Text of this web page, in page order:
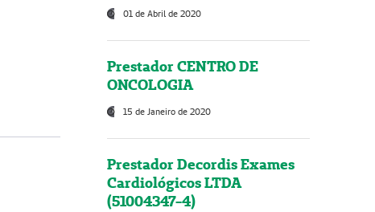
01 de Abril de 2020
Prestador CENTRO DE
ONCOLOGIA
15 de Janeiro de 2020
Prestador Decordis Exames
Cardiológicos LTDA
(51004347-4)